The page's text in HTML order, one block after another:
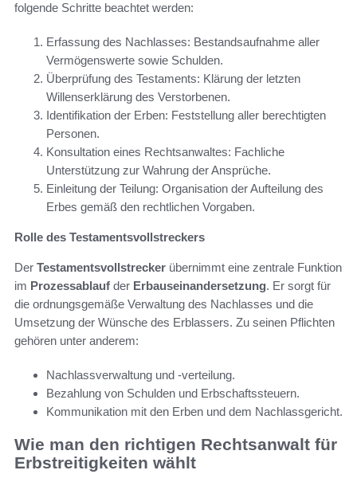
folgende Schritte beachtet werden:
Erfassung des Nachlasses: Bestandsaufnahme aller
Vermögenswerte sowie Schulden.
Überprüfung des Testaments: Klärung der letzten
Willenserklärung des Verstorbenen.
Identifikation der Erben: Feststellung aller berechtigten
Personen.
Konsultation eines Rechtsanwaltes: Fachliche
Unterstützung zur Wahrung der Ansprüche.
Einleitung der Teilung: Organisation der Aufteilung des
Erbes gemäß den rechtlichen Vorgaben.
Rolle des Testamentsvollstreckers
Der Testamentsvollstrecker übernimmt eine zentrale Funktion
im Prozessablauf der Erbauseinandersetzung. Er sorgt für
die ordnungsgemäße Verwaltung des Nachlasses und die
Umsetzung der Wünsche des Erblassers. Zu seinen Pflichten
gehören unter anderem:
Nachlassverwaltung und -verteilung.
Bezahlung von Schulden und Erbschaftssteuern.
Kommunikation mit den Erben und dem Nachlassgericht.
Wie man den richtigen Rechtsanwalt für
Erbstreitigkeiten wählt